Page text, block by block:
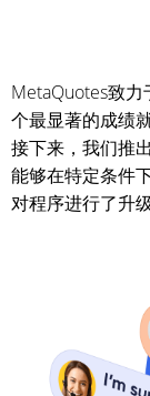
MetaQuotes致
个最显著的成绩
接下来，我们推
能够在特定条件
对程序进行了升